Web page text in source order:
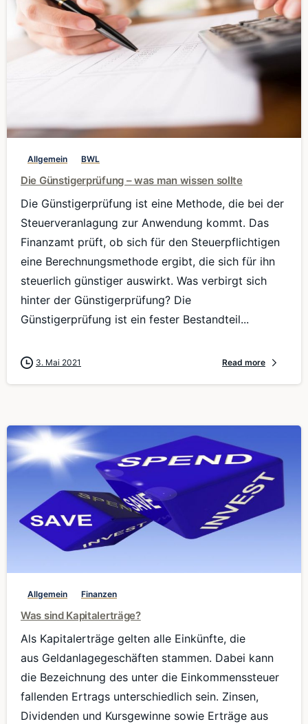
Allgemein BWL
Die Günstigerprüfung – was man wissen sollte
Die Günstigerprüfung ist eine Methode, die bei der
Steuerveranlagung zur Anwendung kommt. Das
Finanzamt prüft, ob sich für den Steuerpflichtigen
eine Berechnungsmethode ergibt, die sich für ihn
steuerlich günstiger auswirkt. Was verbirgt sich
hinter der Günstigerprüfung? Die
Günstigerprüfung ist ein fester Bestandteil...
3. Mai 2021 Read more
Allgemein Finanzen
Was sind Kapitalerträge?
Als Kapitalerträge gelten alle Einkünfte, die
aus Geldanlagegeschäften stammen. Dabei kann
die Bezeichnung des unter die Einkommenssteuer
fallenden Ertrags unterschiedlich sein. Zinsen,
Dividenden und Kursgewinne sowie Erträge aus